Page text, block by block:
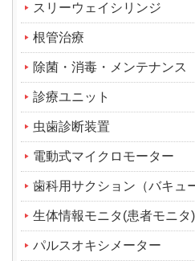
スリーウェイシリンジ
根管治療
除菌・消毒・メンテナンス
診療ユニット
虫歯診断装置
電動式マイクロモーター
歯科用サクション（バキュ
生体情報モニタ(患者モニタ)
パルスオキシメーター